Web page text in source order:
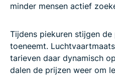
minder mensen actief
Tijdens piekuren stijgen
toeneemt.
tarieven daar dynamisch
dalen de prijzen weer om